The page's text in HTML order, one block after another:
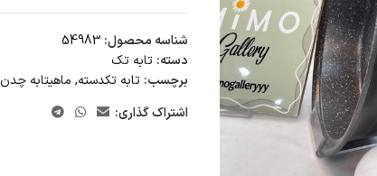
شناسه محصول: 54983
دسته: تابه تک
برچسب: تابه تکدسته, ماهیتابه چدن
اشتراک گذاری: